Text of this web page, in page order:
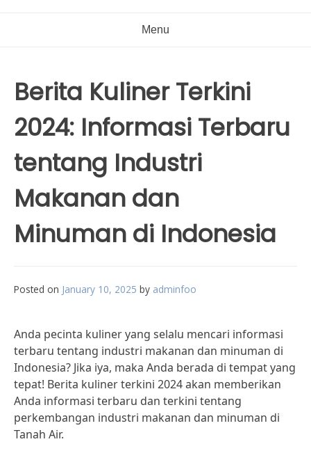
Menu
Berita Kuliner Terkini
2024: Informasi Terbaru
tentang Industri
Makanan dan
Minuman di Indonesia
Posted on January 10, 2025 by adminfoo
Anda pecinta kuliner yang selalu mencari informasi
terbaru tentang industri makanan dan minuman di
Indonesia? Jika iya, maka Anda berada di tempat yang
tepat! Berita kuliner terkini 2024 akan memberikan
Anda informasi terbaru dan terkini tentang
perkembangan industri makanan dan minuman di
Tanah Air.